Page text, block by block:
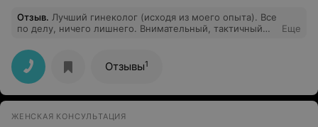
Отзыв. Лучший гинеколог (исходя из моего опыта). Все
по делу, ничего лишнего. Внимательный, тактичный
Еще
Отзывы1
ЖЕНСКАЯ КОНСУЛЬТАЦИЯ